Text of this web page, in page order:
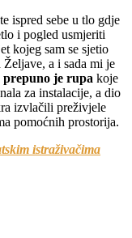
ispred sebe u tlo gdje
i pogled usmjeriti
kojeg sam se sjetio
a i sada mi je
je rupa koje
za instalacije, a dio
izvlačili preživjele
pomoćnih prostorija.
istraživačima